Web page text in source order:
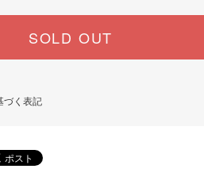
SOLD OUT
づく表記